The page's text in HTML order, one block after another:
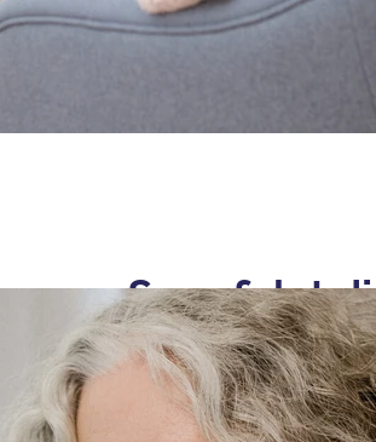
So erfolgt
Die Anmeldung kann in
den Patienten selbst
Angehörige (mit